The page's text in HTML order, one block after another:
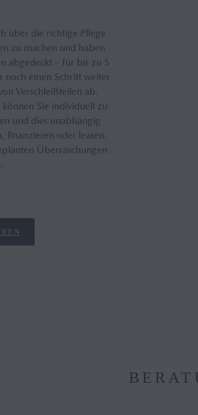
über die richtige Pflege
zu machen und haben
abgedeckt – für bis zu 5
noch einen Schritt weiter
Verschleißteilen ab.
Sie individuell zu
und dies unabhängig
finanzieren oder leasen.
Überraschungen